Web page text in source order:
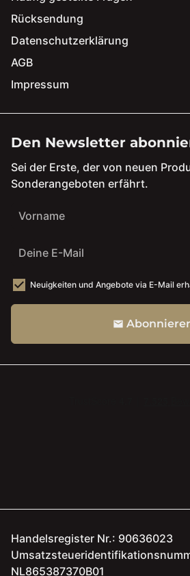
Rücksendung
Datenschutzerklärung
AGB
Impressum
Den Newsletter
Sei der Erste, der von neuen
Sonderangeboten erfährt.
Neuigkeiten und Angebote via E-Mail
email
Handelsregister Nr.: 90636023
NL865387370B01